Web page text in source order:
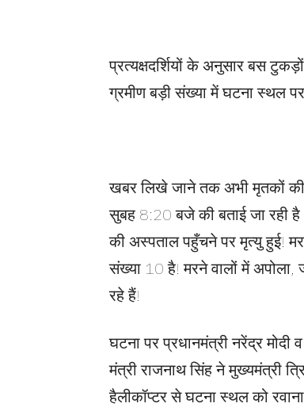
प्रत्यक्षदर्शियों के अनुसार बस
ग्रमीण बड़ी संख्या में घटना स्थल
खबर लिखे जाने तक अभी मृतकों की
सुबह 8:20 बजे की बताई जा रही
की अस्पताल पहुँचने पर मृत्यु हुई!
संख्या 10 है! मरने वालों में अपोला,
रहे हैं!
घटना पर प्रधानमंत्री नरेंद्र मोदी
मंत्री राजनाथ सिंह ने मुख्यमंत्री
हैलीकॉप्टर से घटना स्थल को